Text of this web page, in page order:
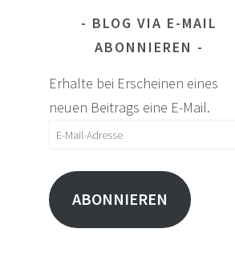
BLOG VIA E-MAIL
ABONNIEREN
Erhalte bei Erscheinen eines
neuen Beitrags eine E-Mail.
E-
Adresse
ABONNIEREN